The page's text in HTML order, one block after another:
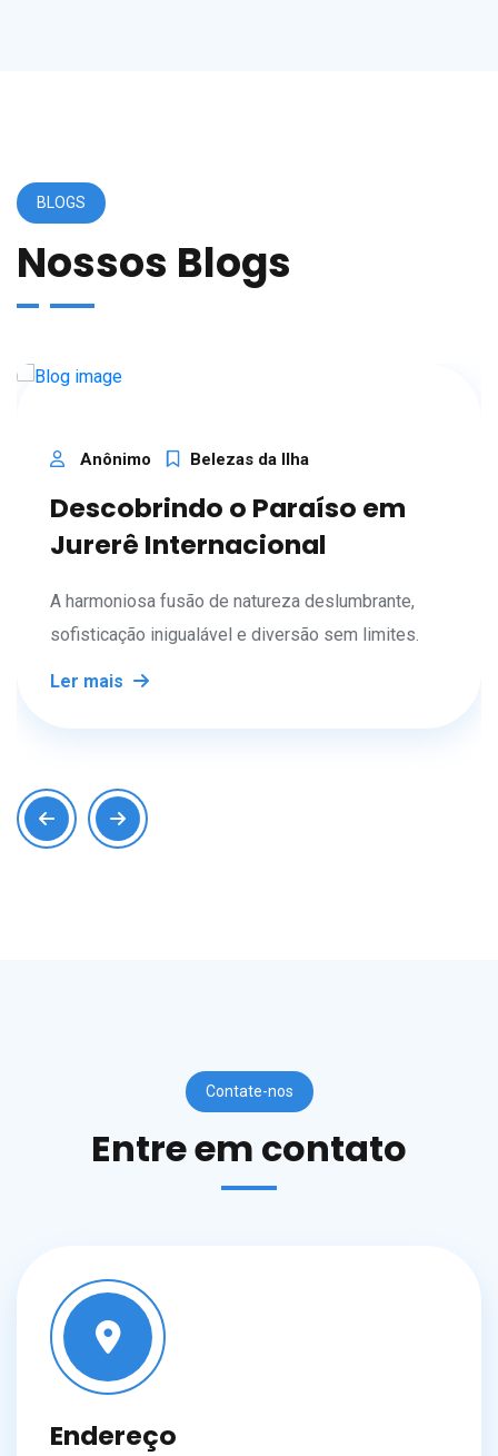
BLOGS
Nossos Blogs
Anônimo Belezas da Ilha
Descobrindo o Paraíso em
Jurerê Internacional
A harmoniosa fusão de natureza deslumbrante,
sofisticação inigualável e diversão sem limites.
Ler mais
Contate-nos
Entre em contato
Endereço